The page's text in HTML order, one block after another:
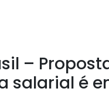
–
salarial é